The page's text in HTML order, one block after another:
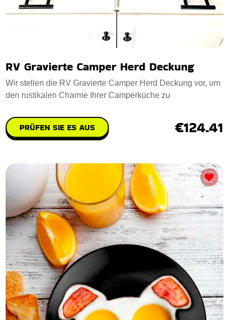
RV Gravierte Camper Herd Deckung
Wir stellen die RV Gravierte Camper Herd Deckung vor, um
den rustikalen Charme Ihrer Camperküche zu
PRÜFEN SIE ES AUS €124.41